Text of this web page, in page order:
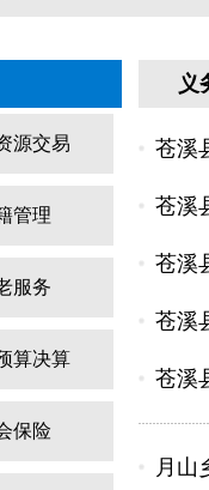
源交易
管理
服务
算决算
保险
义
苍溪
苍溪
苍溪
苍溪
苍溪
月山